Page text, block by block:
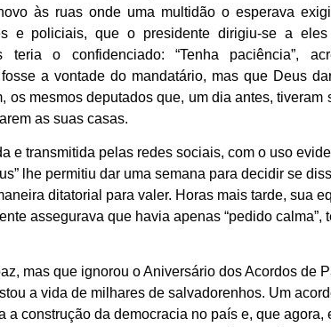
às ruas onde uma multidão o esperava
e policiais, que o presidente dirigiu-se a
o confidenciado: “Tenha paciência”,
a vontade do mandatário, mas que Deus
os mesmos deputados que, um dia antes, tiveram
as suas casas.
e transmitida pelas redes sociais, com o uso
lhe permitiu dar uma semana para decidir se
ditatorial para valer. Horas mais tarde, sua
assegurava que havia apenas “pedido calma”,
mas que ignorou o Aniversário dos Acordos de
a vida de milhares de salvadorenhos. Um
construção da democracia no país e, que agora,